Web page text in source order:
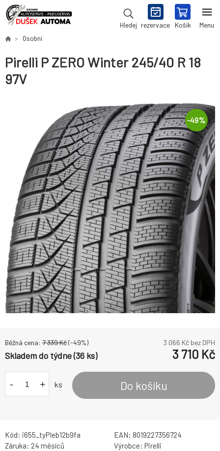
Hledej rezervace Košík Menu
Osobní
Pirelli P ZERO Winter 245/40 R 18
97V
-49%
Běžná cena: 7 339Kč(-49%) 3 066 Kč bez DPH
Skladem do týdne (36 ks) 3 710 Kč
- + ks Do košíku
Kód: i655_tyPIeb12b9fa EAN: 8019227356724
Záruka: 24 měsíců Výrobce: Pirelli